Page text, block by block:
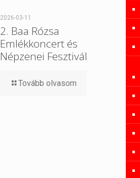
2026-03-11
2. Baa Rózsa
Emlékkoncert és
Népzenei Fesztivál
Tovább olvasom